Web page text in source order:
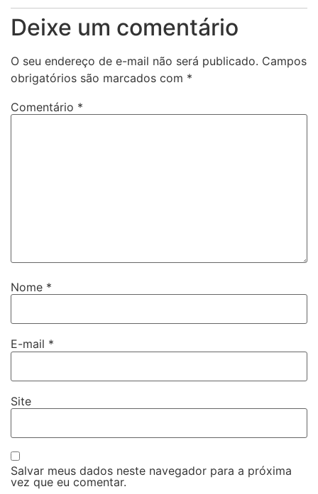
Deixe um comentário
O seu endereço de e-mail não será publicado. Campos
obrigatórios são marcados com *
Comentário *
Nome *
E-mail *
Site
Salvar meus dados neste navegador para a próxima
vez que eu comentar.